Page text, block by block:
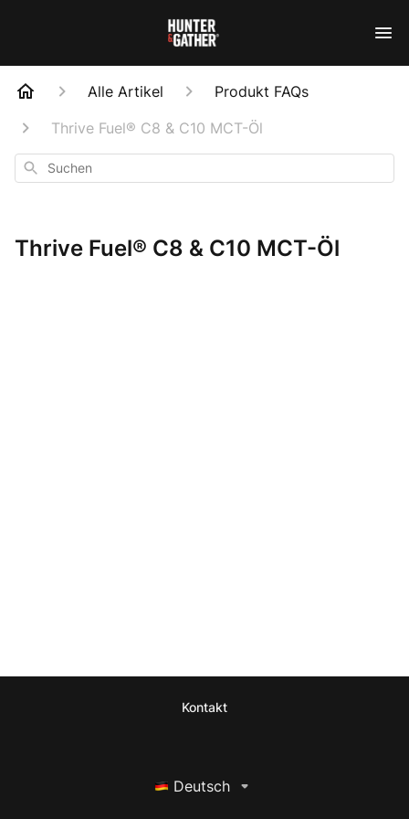
Alle Artikel
Produkt FAQs
Thrive Fuel® C8 & C10 MCT-Öl
Suchen
Thrive Fuel® C8 & C10 MCT-Öl
Kontakt
Deutsch